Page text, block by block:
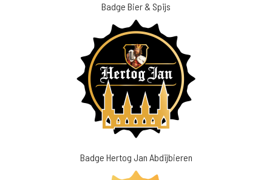
Badge Bier & Spijs
Badge Hertog Jan Abdijbieren